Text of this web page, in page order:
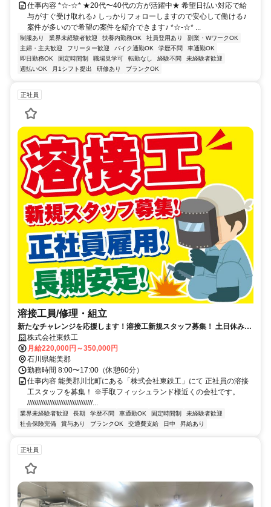
仕事内容 *☆-☆* ★20代〜40代の方が活躍中★ 希望日払い対応で給
与がすぐ受け取れる♪ しっかりフォローしますので安心して働ける♪
案件が多いので希望の案件を紹介できます♪ *☆-☆* ...
制服あり 業界未経験者歓迎 扶養内勤務OK 社員登用あり
副業・WワークOK
主婦・主夫歓迎
フリーター歓迎 バイク通勤OK 学歴不問
車通勤OK
即日勤務OK
固定時間制 職場見学可 転勤なし 経験不問
未経験者歓迎
週払いOK
月1シフト提出 研修あり ブランクOK
正社員
溶接工員/修理・組立
新たなチャレンジを応援します！溶接工新規スタッフ募集！ 土日休み・
正社員雇用で長く安定して働けます！
株式会社東鉄工
月給220,000円～350,000円
石川県能美郡
勤務時間 8:00〜17:00（休憩60分）
仕事内容 能美郡川北町にある「株式会社東鉄工」にて 正社員の溶接
工スタッフを募集！ ※手取フィッシュランド様近くの会社です。
////////////////////////////////////...
業界未経験者歓迎 長期 学歴不問 車通勤OK 固定時間制
未経験者歓迎
社会保険完備
賞与あり ブランクOK 交通費支給 日中 昇給あり
正社員